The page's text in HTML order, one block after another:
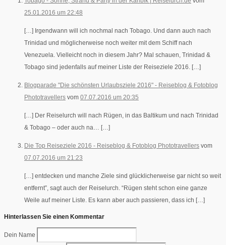
25.01.2016 um 22:48
[…] Irgendwann will ich nochmal nach Tobago. Und dann auch nach
Trinidad und möglicherweise noch weiter mit dem Schiff nach
Venezuela. Vielleicht noch in diesem Jahr? Mal schauen, Trinidad &
Tobago sind jedenfalls auf meiner Liste der Reiseziele 2016. […]
Blogparade "Die schönsten Urlaubsziele 2016" - Reiseblog & Fotoblog
Phototravellers vom 07.07.2016 um 20:35
[…] Der Reiselurch will nach Rügen, in das Baltikum und nach Trinidad
& Tobago – oder auch na… […]
Die Top Reiseziele 2016 - Reiseblog & Fotoblog Phototravellers vom
07.07.2016 um 21:23
[…] entdecken und manche Ziele sind glücklicherweise gar nicht so weit
entfernt”, sagt auch der Reiselurch. “Rügen steht schon eine ganze
Weile auf meiner Liste. Es kann aber auch passieren, dass ich […]
Hinterlassen Sie einen Kommentar
Dein Name